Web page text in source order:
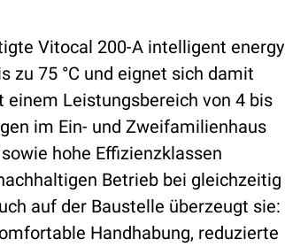
Vitocal 200-A intelligent energy
zu 75 °C und eignet sich damit
Leistungsbereich von 4 bis
im Ein- und Zweifamilienhaus
hohe Effizienzklassen
Betrieb bei gleichzeitig
auf der Baustelle überzeugt sie:
Handhabung, reduzierte